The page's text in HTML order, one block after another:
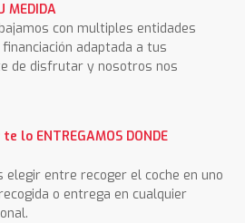
MEDIDA
con multiples entidades
adaptada a tus
de disfrutar y nosotros nos
te lo ENTREGAMOS DONDE
elegir entre recoger el coche en uno
o entrega en cualquier